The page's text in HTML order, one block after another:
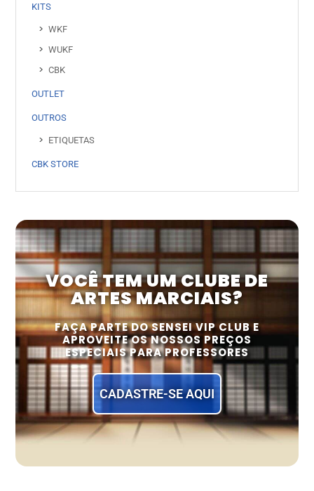
KITS
WKF
WUKF
CBK
OUTLET
OUTROS
ETIQUETAS
CBK STORE
VOCÊ TEM UM CLUBE DE
ARTES MARCIAIS?
FAÇA PARTE DO SENSEI VIP CLUB E
APROVEITE OS NOSSOS PREÇOS
ESPECIAIS PARA PROFESSORES
CADASTRE-SE AQUI